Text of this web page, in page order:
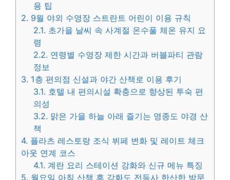
용 팁
2. 9월 야외 수영장 스트란트 어린이 이용 규칙
2.1. 초가을 날씨 속 사계절 온수풀 체온 유지 요
령
2.2. 연령별 수영장 제한 시간과 버블파티 관람
정보
3. 1층 편의점 신설과 야간 산책로 이용 후기
3.1. 호텔 내 편의시설 확충으로 향상된 투숙 편
의성
3.2. 맑은 가을 하늘 아래 즐기는 영종도 야경 산
책
4. 플라츠 레스토랑 조식 뷔페 변화 및 레이트 체크
아웃 연계 코스
4.1. 계란 요리 스테이션 강화와 신규 메뉴 특징
5. 월요일 아침 산책 후 강화도 전등사 한산한 방문